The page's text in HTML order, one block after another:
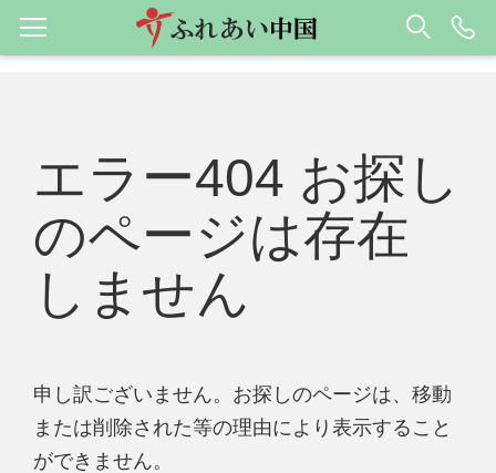
エラー404 お探し
のページは存在
しません
申し訳ございません。お探しのページは、移動
または削除された等の理由により表示すること
ができません。